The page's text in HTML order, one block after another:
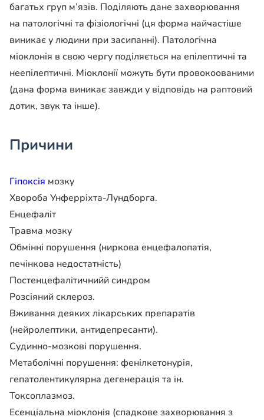
багатьх груп м’язів. Поділяють дане захворювання
на патологічні та фізіологічні (ця форма найчастіше
виникає у людини при засипанні). Патологічна
міоклонія в свою чергу поділяється на епілептичні та
неепілептичні. Міоклонії можуть бути провокоованими
(дана форма виникає завжди у відповідь на раптовий
дотик, звук та інше).
Причини
Гіпоксія мозку
Хвороба Унферріхта-Лундборга.
Енцефаліт
Травма мозку
Обмінні порушення (ниркова енцефалопатія,
печінкова недостатність)
Постенцефалітичнийй синдром
Розсіяний склероз.
Вживання деяких лікарських препаратів
(нейролептики, антидепресанти).
Судинно-мозкові порушення.
Метаболічні порушення: фенілкетонурія,
гепатолентикулярна дегенерація та ін.
Токсоплазмоз.
Есенціальна міоклонія (спадкове захворювання з